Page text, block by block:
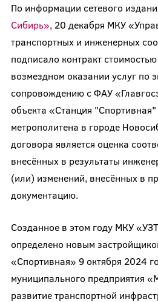
По информации сетевого
Сибирь», 20 декабря МКУ
транспортных и инженерных
подписало контракт
возмездном оказании услуг по
сопровождению с ФАУ
объекта «Станция
метрополитена в городе
договора является оценка
внесённых в результаты
(или) изменений, внесённых в
документацию.
Созданное в этом году МКУ
определено новым
«Спортивная» 9 октября 2024
муниципального предприятия
развитие транспортной